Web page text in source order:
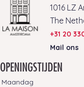
1016 LZ
The
+31 20
Mail ons
OPENINGSTIJDEN
Maandag